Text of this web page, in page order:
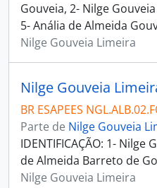
Gouveia, 2- Nilge
5- Anália de Almeida
Nilge Gouveia Limeira
BR ESAPEES
Parte de Nilge Gouveia
IDENTIFICAÇÃO: 1- Nilge
de Almeida Barreto de
Nilge Gouveia Limeira